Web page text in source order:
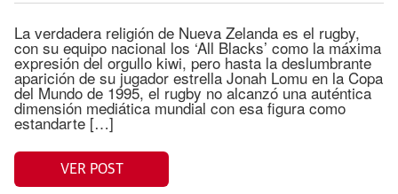
La verdadera religión de Nueva Zelanda es el rugby,
con su equipo nacional los ‘All Blacks’ como la máxima
expresión del orgullo kiwi, pero hasta la deslumbrante
aparición de su jugador estrella Jonah Lomu en la Copa
del Mundo de 1995, el rugby no alcanzó una auténtica
dimensión mediática mundial con esa figura como
estandarte […]
VER POST